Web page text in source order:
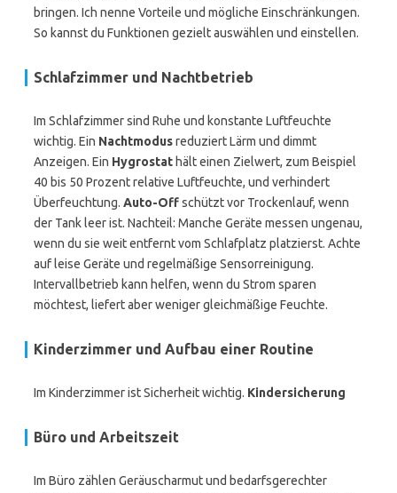
bringen. Ich nenne Vorteile und mögliche Einschränkungen.
So kannst du Funktionen gezielt auswählen und einstellen.
Schlafzimmer und Nachtbetrieb
Im Schlafzimmer sind Ruhe und konstante Luftfeuchte
wichtig. Ein Nachtmodusreduziert Lärm und dimmt
Anzeigen. Ein Hygrostat hält einen Zielwert, zum Beispiel
40 bis 50 Prozent relative Luftfeuchte, und verhindert
Überfeuchtung. Auto-Offschützt vor Trockenlauf, wenn
der Tank leer ist. Nachteil: Manche Geräte messen ungenau,
wenn du sie weit entfernt vom Schlafplatz platzierst. Achte
auf leise Geräte und regelmäßige Sensorreinigung.
Intervallbetrieb kann helfen, wenn du Strom sparen
möchtest, liefert aber weniger gleichmäßige Feuchte.
Kinderzimmer und Aufbau einer Routine
Im Kinderzimmer ist Sicherheit wichtig. Kindersicherung
Büro und Arbeitszeit
Im Büro zählen Geräuscharmut und bedarfsgerechter